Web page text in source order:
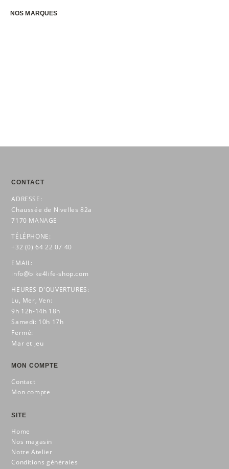
NOS MARQUES
CONTACT
ADRESSE:
Chaussée de Nivelles 82a
7170 MANAGE
TÉLÉPHONE:
+32 (0) 64 22 07 40
EMAIL:
info@bike4life-shop.com
HEURES D'OUVERTURES:
Lu, Mer, Ven:
9h 12h-14h 18h
Samedi: 10h 17h
Fermé:
Mar et jeu
MON COMPTE
Contact
Mon compte
SITE
Home
Nos magasin
Notre Atelier
Conditions générales